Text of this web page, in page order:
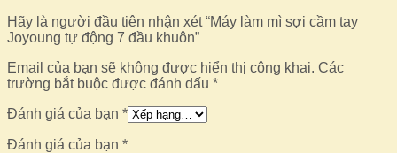
Hãy là người đầu tiên nhận xét “Máy làm mì sợi cầm tay
Joyoung tự động 7 đầu khuôn”
Email của bạn sẽ không được hiển thị công khai. Các
trường bắt buộc được đánh dấu *
Đánh giá của bạn *
Đánh giá của bạn *